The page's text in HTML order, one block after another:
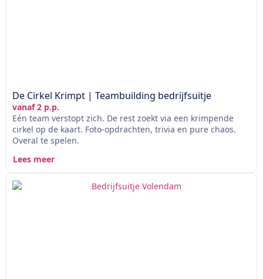
De Cirkel Krimpt | Teambuilding bedrijfsuitje
vanaf 2 p.p.
Eén team verstopt zich. De rest zoekt via een krimpende
cirkel op de kaart. Foto-opdrachten, trivia en pure chaos.
Overal te spelen.
Lees meer